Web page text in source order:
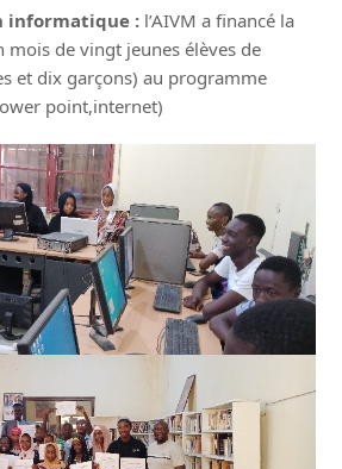
informatique : l’AIVM a financé la
mois de vingt jeunes élèves de
et dix garçons) au programme
point,internet)